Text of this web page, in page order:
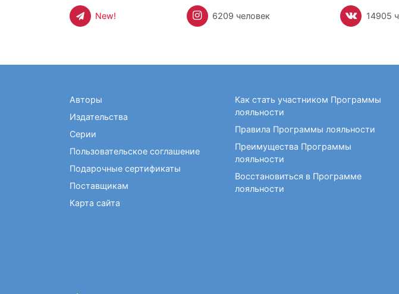
New! 6209 человек 14905
Авторы
Издательства
Серии
Пользовательское соглашение
Подарочные сертификаты
Поставщикам
Карта сайта
Как стать участником Программы
лояльности
Правила Программы лояльности
Преимущества Программы
лояльности
Восстановиться в Программе
лояльности